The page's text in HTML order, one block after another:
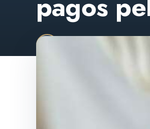
Maruzza Teixeira